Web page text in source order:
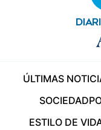
ÚLTIMAS
SOCIEDAD
ESTILO DE